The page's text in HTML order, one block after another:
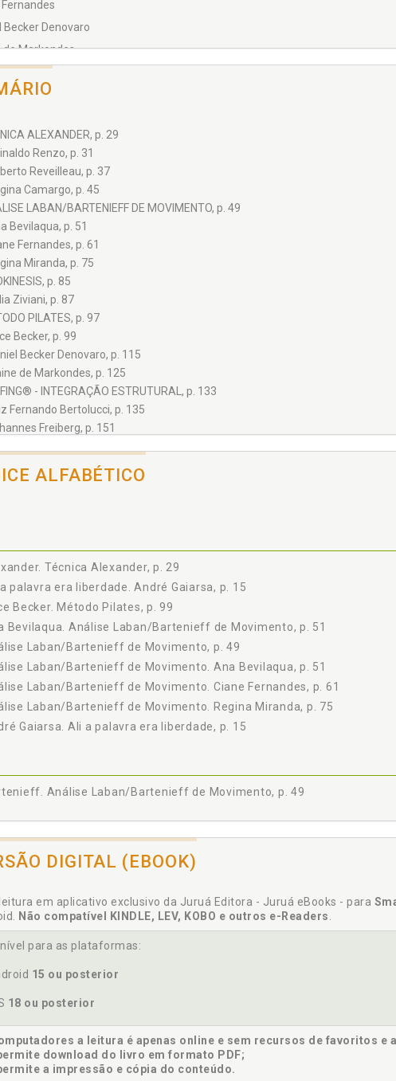
Becker Denovaro
de Markondes
Carlos Borges
Freiberg
Bertolucci
Emília Mendonça
Ortiz
Lacombe
Camargo
Miranda
Renzo
Reveilleau
Soter
ALEXANDER, p. 29
Renzo, p. 31
Reveilleau, p. 37
Camargo, p. 45
LABAN/BARTENIEFF DE MOVIMENTO, p. 49
Bevilaqua, p. 51
Fernandes, p. 61
Miranda, p. 75
p. 85
Ziviani, p. 87
PILATES, p. 97
Becker, p. 99
Becker Denovaro, p. 115
de Markondes, p. 125
- INTEGRAÇÃO ESTRUTURAL, p. 133
Fernando Bertolucci, p. 135
Freiberg, p. 151
EHRENFRIED - GINÁSTICA HOLÍSTICA®, p. 171
Emília Mendonça, p. 173
ALFABÉTICO
Técnica Alexander, p. 29
palavra era liberdade. André Gaiarsa, p. 15
Becker. Método Pilates, p. 99
Bevilaqua. Análise Laban/Bartenieff de Movimento, p. 51
Laban/Bartenieff de Movimento, p. 49
Laban/Bartenieff de Movimento. Ana Bevilaqua, p. 51
Laban/Bartenieff de Movimento. Ciane Fernandes, p. 61
Laban/Bartenieff de Movimento. Regina Miranda, p. 75
Gaiarsa. Ali a palavra era liberdade, p. 15
Análise Laban/Bartenieff de Movimento, p. 49
Fernandes. Análise Laban/Bartenieff de Movimento, p. 61
Becker Denovaro. Método Pilates, p. 115
de Markondes. Método Pilates, p. 125
Carlos Borges. José Ângelo Gaiarsa, o pioneiro e o seu legado
DIGITAL (EBOOK)
em aplicativo exclusivo da Juruá Editora - Juruá eBooks - para
Não compatível KINDLE, LEV, KOBO e outros e-Readers.
para as plataformas:
15 ou posterior
18 ou posterior
a leitura é apenas online e sem recursos de favoritos e
download do livro em formato PDF;
a impressão e cópia do conteúdo.